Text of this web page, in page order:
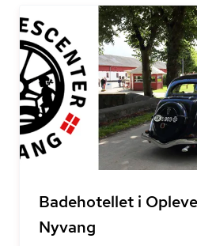
Badehotellet i
Nyvang